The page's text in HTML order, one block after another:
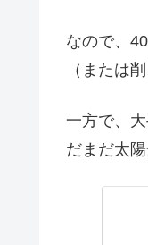
なので、
（または
一方で、
だまだ太